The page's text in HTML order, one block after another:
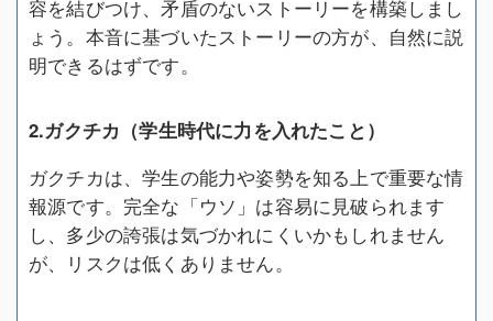
容を結びつけ、矛盾のないストーリーを構築しまし
ょう。本音に基づいたストーリーの方が、自然に説
明できるはずです。
2.ガクチカ（学生時代に力を入れたこと）
ガクチカは、学生の能力や姿勢を知る上で重要な情
報源です。完全な「ウソ」は容易に見破られます
し、多少の誇張は気づかれにくいかもしれません
が、リスクは低くありません。